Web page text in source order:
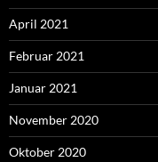
April 2021
Februar 2021
Januar 2021
November 2020
Oktober 2020